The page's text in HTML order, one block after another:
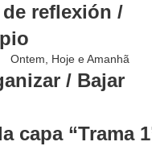
reflexión /
/ Bajar
capa “Trama